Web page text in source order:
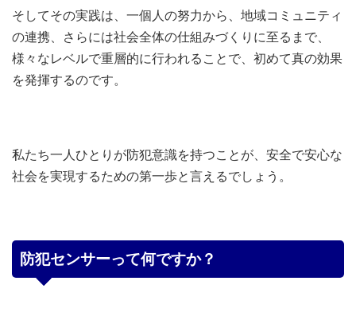
そしてその実践は、一個人の努力から、地域コミュニティ
の連携、さらには社会全体の仕組みづくりに至るまで、
様々なレベルで重層的に行われることで、初めて真の効果
を発揮するのです。
私たち一人ひとりが防犯意識を持つことが、安全で安心な
社会を実現するための第一歩と言えるでしょう。
防犯センサーって何ですか？